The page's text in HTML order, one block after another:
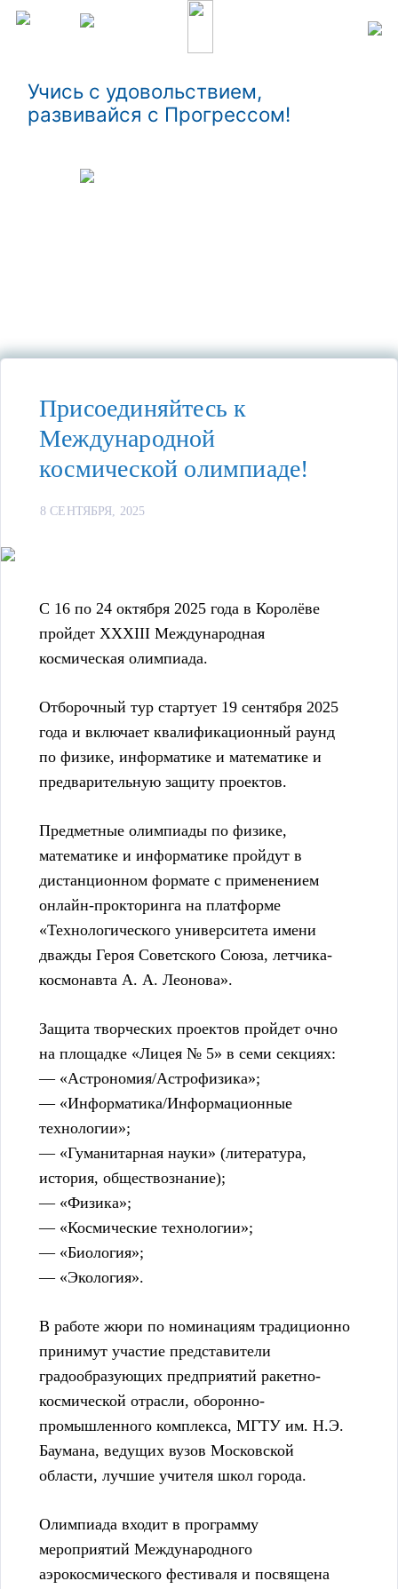
Учись с удовольствием,
развивайся с Прогрессом!
Присоединяйтесь к
Международной
космической олимпиаде!
8 СЕНТЯБРЯ, 2025
С 16 по 24 октября 2025 года в Королёве
пройдет XXXIII Международная
космическая олимпиада.
Отборочный тур стартует 19 сентября 2025
года и включает квалификационный раунд
по физике, информатике и математике и
предварительную защиту проектов.
Предметные олимпиады по физике,
математике и информатике пройдут в
дистанционном формате с применением
онлайн-прокторинга на платформе
«Технологического университета имени
дважды Героя Советского Союза, летчика-
космонавта А. А. Леонова».
Защита творческих проектов пройдет очно
на площадке «Лицея № 5» в семи секциях:
— «Астрономия/Астрофизика»;
— «Информатика/Информационные
технологии»;
— «Гуманитарная науки» (литература,
история, обществознание);
— «Физика»;
— «Космические технологии»;
— «Биология»;
— «Экология».
В работе жюри по номинациям традиционно
принимут участие представители
градообразующих предприятий ракетно-
космической отрасли, оборонно-
промышленного комплекса, МГТУ им. Н.Э.
Баумана, ведущих вузов Московской
области, лучшие учителя школ города.
Олимпиада входит в программу
мероприятий Международного
аэрокосмического фестиваля и посвящена